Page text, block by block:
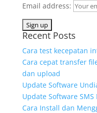
Email address:
Recent Posts
Cara test kecepatan
Cara cepat transfer
dan upload
Update Software
Update Software SMS
Cara Install dan